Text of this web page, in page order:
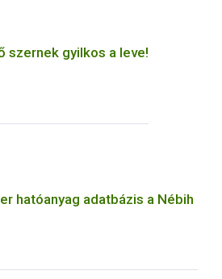
szernek gyilkos a leve!
hatóanyag adatbázis a Nébih